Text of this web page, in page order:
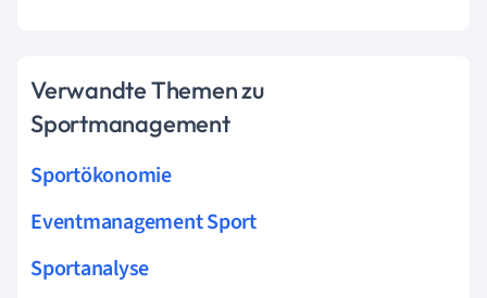
Verwandte Themen zu
Sportmanagement
Sportökonomie
Eventmanagement Sport
Sportanalyse